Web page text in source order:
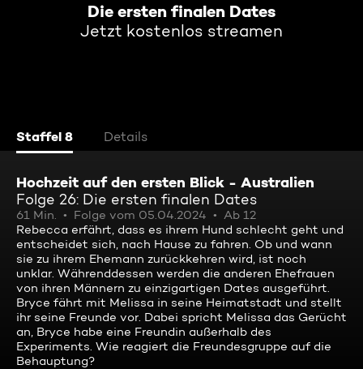
Die ersten finalen Dates
Jetzt kostenlos streamen
Staffel 8 Details
Hochzeit auf den ersten Blick - Australien
Folge 26: Die ersten finalen Dates
61 Min. Folge vom 05.04.2024
Ab 12
Rebecca erfährt, dass es ihrem Hund schlecht geht und
entscheidet sich, nach Hause zu fahren. Ob und wann
sie zu ihrem Ehemann zurückkehren wird, ist noch
unklar. Währenddessen werden die anderen Ehefrauen
von ihren Männern zu einzigartigen Dates ausgeführt.
Bryce fährt mit Melissa in seine Heimatstadt und stellt
ihr seine Freunde vor. Dabei spricht Melissa das Gerücht
an, Bryce habe eine Freundin außerhalb des
Experiments. Wie reagiert die Freundesgruppe auf die
Behauptung?